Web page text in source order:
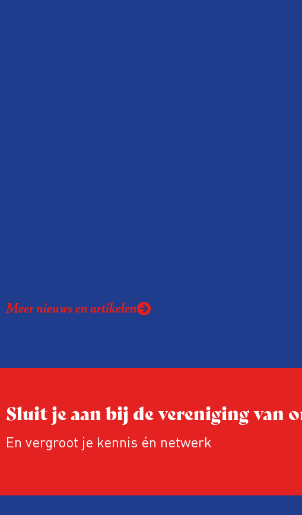
Meer nieuws en artikelen
Sluit je aan bij de vereniging van
En vergroot je kennis én netwerk